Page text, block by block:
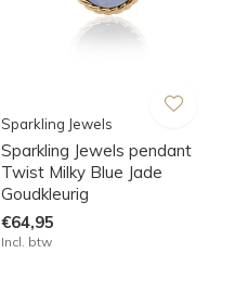
Sparkling Jewels
Sparkling Jewels pendant
Twist Milky Blue Jade
Goudkleurig
€64,95
Incl. btw